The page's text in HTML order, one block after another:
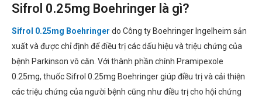
Sifrol 0.25mg Boehringer là gì?
Sifrol 0.25mg Boehringer do Công ty Boehringer Ingelheim sản
xuất và được chỉ định để điều trị các dấu hiệu và triệu chứng của
bệnh Parkinson vô căn. Với thành phần chính Pramipexole
0.25mg, thuốc Sifrol 0.25mg Boehringer giúp điều trị và cải thiện
các triệu chứng của người bệnh cũng như điều trị cho hội chứng